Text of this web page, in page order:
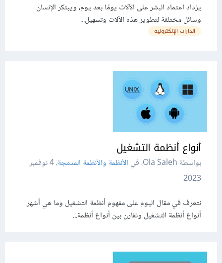
يزداد اعتماد البشر على اﻵلات يومًا بعد يوم، ويبتكر اﻹنسان
وسائل مختلفة لتطوير هذه اﻵلات وتسهيل...
الدارات الإلكترونية
أنواع أنظمة التشغيل
بواسطة Ola Saleh، في الأنظمة والأنظمة المدمجة،
4 نوفمبر
2023
نتعرف في مقال اليوم على مفهوم أنظمة التشغيل وما هي أشهر
أنواع أنظمة التشغيل ونقارن بين أنواع أنظمة...